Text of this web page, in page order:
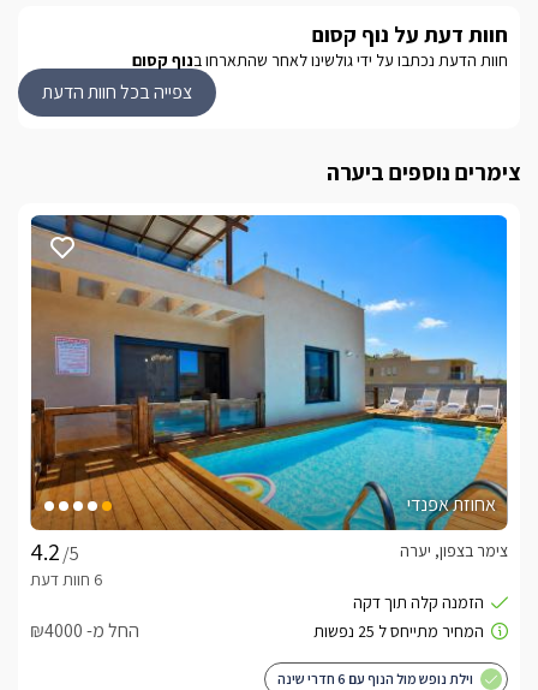
פינוקים מפתיעים.
ומדשאות, עמדת ברביקיו גדולה ותאורת ערב צבעונית. מחוץ
כלול באירוח
עוגיות, מים מינרלים, חלב וערכת קפה ותה.בחדר הרחצה ימתינו
עבורכם חלוקי רחצה רכים, מגבות גוף ופנים איכותיות, סבונים
ריחניים, שמפו, קצף אמבט וערכת רחצה הכוללת מברשות שיניים
חד פעמיות, כובע אמבט וקיסמים.
ארוחות ועיסויים
מוקדמת
לצפייה במדיניות ותנאי הזמנה -
חוות דעת על נוף קסום
חוות הדעת נכתבו על ידי גולשינו לאחר שהתארחו בנוף קסום
צפייה בכל חוות הדעת
צימרים נוספים ביערה
אחוזת אפנדי
/5
צימר בצפון, יערה
החל מ- ₪4000
וילת נופש מול הנוף עם 6 חדרי שינה